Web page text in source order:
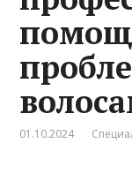
01.10.2024